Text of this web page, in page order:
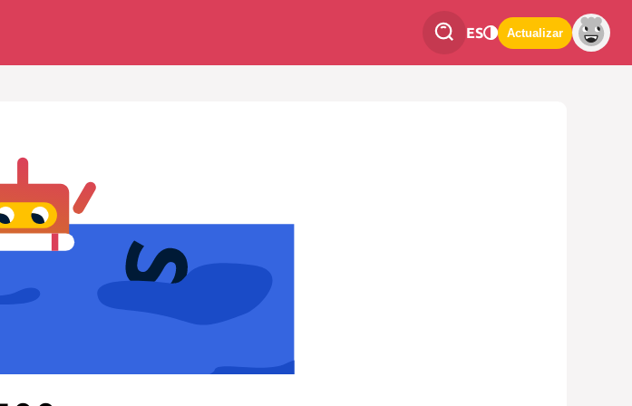
ES Actualizar